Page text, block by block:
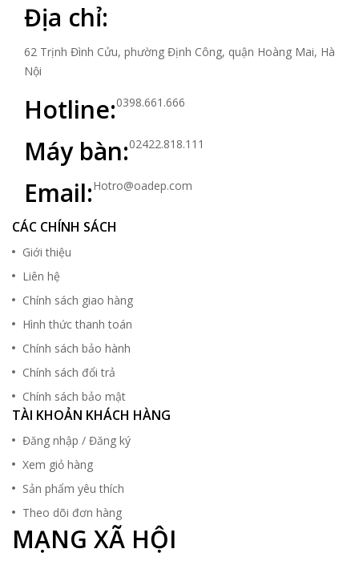
Địa chỉ:
62 Trịnh Đình Cửu, phường Định Công, quận Hoàng Mai, Hà
Nội
Hotline:0398.661.666
Máy bàn:02422.818.111
Email:Hotro@oadep.com
CÁC CHÍNH SÁCH
Giới thiệu
Liên hệ
Chính sách giao hàng
Hình thức thanh toán
Chính sách bảo hành
Chính sách đổi trả
Chính sách bảo mật
TÀI KHOẢN KHÁCH HÀNG
Đăng nhập / Đăng ký
Xem giỏ hàng
Sản phẩm yêu thích
Theo dõi đơn hàng
MẠNG XÃ HỘI